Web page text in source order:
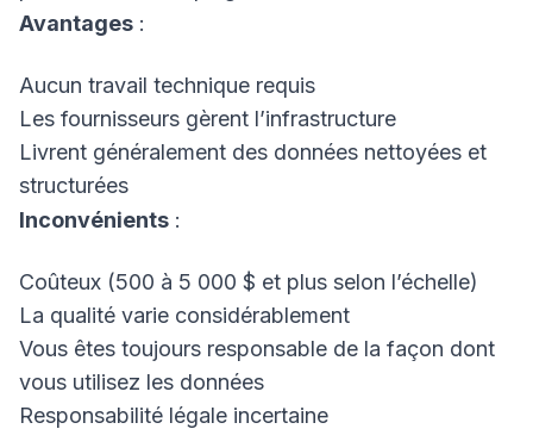
Avantages :
Aucun travail technique requis
Les fournisseurs gèrent l’infrastructure
Livrent généralement des données nettoyées et
structurées
Inconvénients :
Coûteux (500 à 5 000 $ et plus selon l’échelle)
La qualité varie considérablement
Vous êtes toujours responsable de la façon dont
vous utilisez les données
Responsabilité légale incertaine